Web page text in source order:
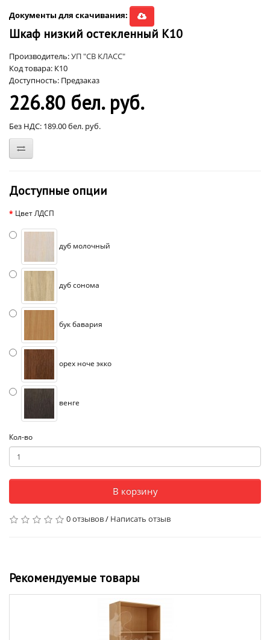
Документы для скачивания:
Шкаф низкий остекленный К10
Производитель:УП "СВ КЛАСС"
Код товара: К10
Доступность: Предзаказ
226.80 бел. руб.
Без НДС: 189.00 бел. руб.
Доступные опции
Цвет ЛДСП
дуб молочный
дуб сонома
бук бавария
орех ноче экко
венге
Кол-во
В корзину
0 отзывов/ Написать отзыв
Рекомендуемые товары